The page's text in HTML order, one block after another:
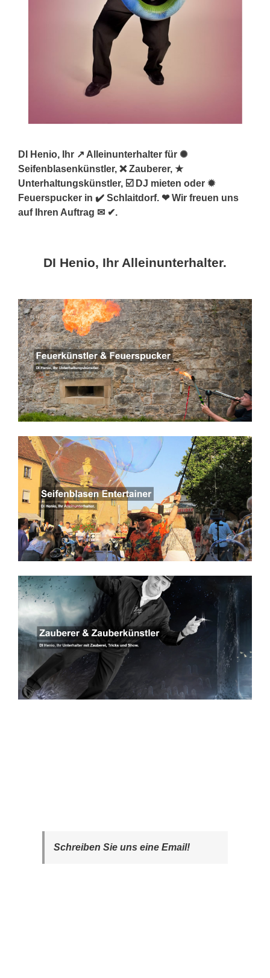
DI Henio, Ihr ↗️ Alleinunterhalter für ✺
Seifenblasenkünstler, ❌ Zauberer, ★
Unterhaltungskünstler, ☑️ DJ mieten oder ✹
Feuerspucker in ✔️ Schlaitdorf. ❤ Wir freuen uns
auf Ihren Auftrag ✉ ✔.
DI Henio, Ihr Alleinunterhalter.
Schreiben Sie uns eine Email!